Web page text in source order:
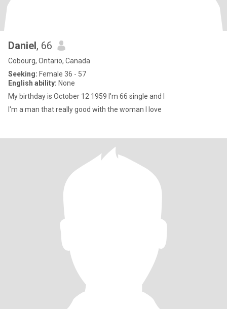
Daniel, 66
Cobourg, Ontario, Canada
Seeking: Female 36 - 57
English ability: None
My birthday is October 12 1959 I'm 66 single and l
I'm a man that really good with the woman I love